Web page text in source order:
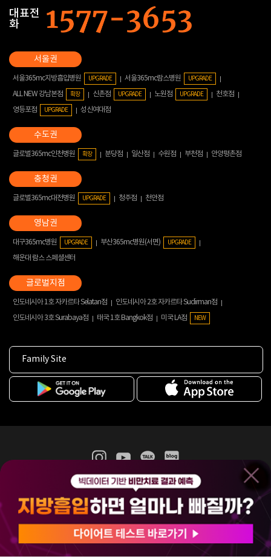
대표전
화
서울365mc지방흡입병원 UPGRADE 서울365mc람스병원 UPGRADE
ALL NEW 강남본점 확장 신촌점 UPGRADE 노원점 UPGRADE
천호점
영등포점
UPGRADE 성신여대점
글로벌365mc인천병원 확장 분당점 일산점 수원점 부천점 안양평촌점
글로벌365mc대전병원 UPGRADE 청주점 천안점
대구365mc병원 UPGRADE 부산365mc병원(서면) UPGRADE
해운대 람스 스페셜센터
인도네시아 1호 자카르타 Selatan점
인도네시아 2호 자카르타 Sudirman점
인도네시아 3호 Surabaya점
태국 1호 Bangkok점 미국 LA점 NEW
Family Site
365mc 병·의원 이용약관
홈페이지 이용약관
비급여진료수가
(주)365mcㅣ서울특별시 서초구 서초대로52길 7, 3~4층(서초동, 제일빌딩)
120-87-04354ㅣ김남철
COPYRIGHT(C) 2025 365mc. ALL RIGHTS RESERVED.